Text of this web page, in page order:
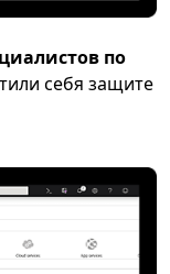
по
себя защите